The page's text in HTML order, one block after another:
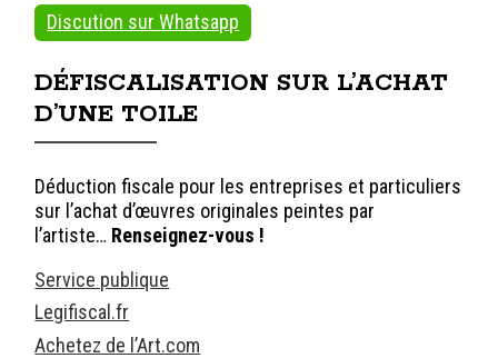
Discution sur Whatsapp
DÉFISCALISATION SUR L’ACHAT
D’UNE TOILE
Déduction fiscale pour les entreprises et particuliers
sur l’achat d’œuvres originales peintes par
l’artiste… Renseignez-vous !
Service publique
Legifiscal.fr
Achetez de l’Art.com